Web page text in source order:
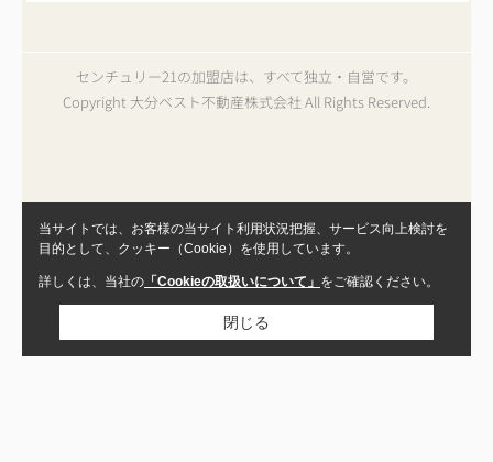
センチュリー21の加盟店は、すべて独立・自営です。
Copyright 大分ベスト不動産株式会社 All Rights Reserved.
当サイトでは、お客様の当サイト利用状況把握、サービス向上検討を
目的として、クッキー（Cookie）を使用しています。
詳しくは、当社の 「Cookieの取扱いについて」 をご確認ください。
閉じる